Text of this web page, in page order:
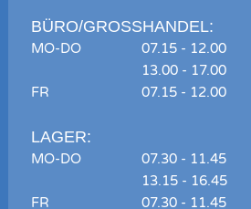
BÜRO/GROSSHANDEL:
MO-DO
07.15 - 12.00
13.00 - 17.00
FR
07.15 - 12.00
LAGER:
MO-DO
07.30 - 11.45
13.15 - 16.45
FR
07.30 - 11.45